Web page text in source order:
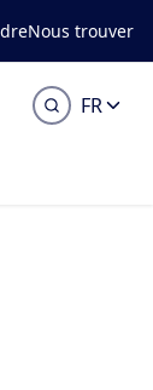
Nous trouver
FR